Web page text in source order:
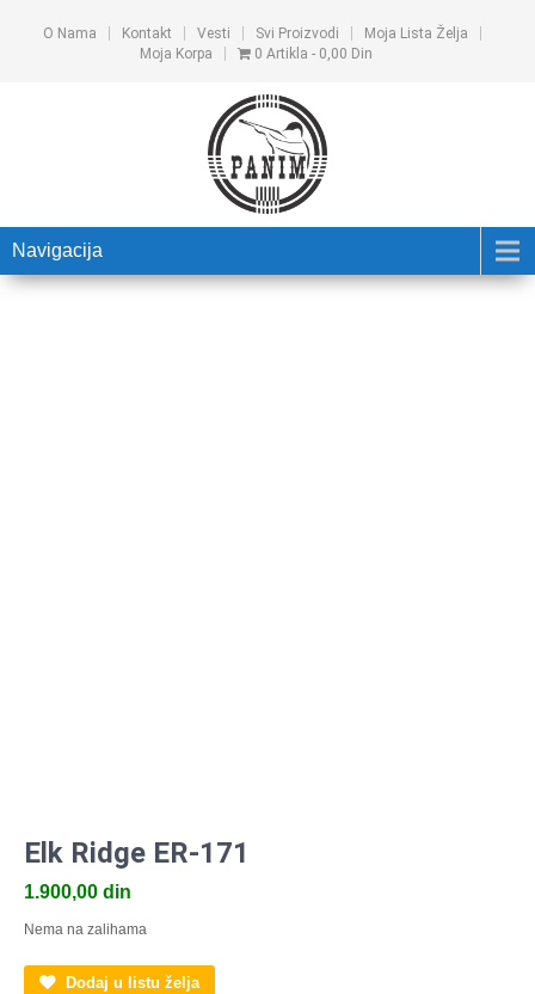
O Nama Kontakt Vesti Svi Proizvodi
Moja Lista Želja
Moja Korpa
0 Artikla 0,00 Din
Navigacija
Elk Ridge ER-171
1.900,00 din
Nema na zalihama
Dodaj u listu želja